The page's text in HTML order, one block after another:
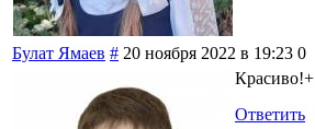
Булат Ямаев # 20 ноября 2022 в 19:23 0
Красиво!+
Ответить